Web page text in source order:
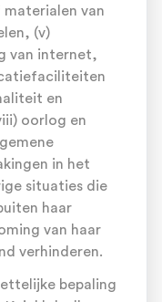
van
(v)
van internet,
en
oorlog en
in het
situaties die
haar
van haar
verhinderen.
bepaling